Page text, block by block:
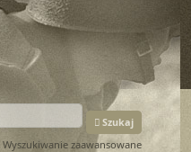
Szukaj
Wyszukiwanie zaawansowane